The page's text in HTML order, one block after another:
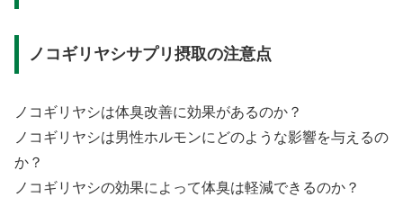
ノコギリヤシサプリ摂取の注意点
ノコギリヤシは体臭改善に効果があるのか？
ノコギリヤシは男性ホルモンにどのような影響を与えるの
か？
ノコギリヤシの効果によって体臭は軽減できるのか？